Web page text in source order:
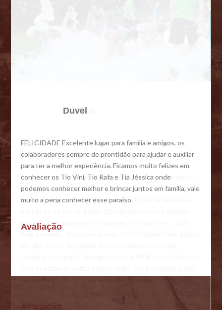
Duvel
FELICIDADE Excelente lugar para família e amigos, os
colaboradores sempre de prontidão para ajudar e auxiliar
para ter a melhor experiência. Ficamos muito felizes em
conhecer os Tio Vini, Tio Rafa e Tia Jéssica onde
podemos conhecer melhor e brincar juntos em família, vale
muito a pena conhecer esse paraíso.
Avaliação